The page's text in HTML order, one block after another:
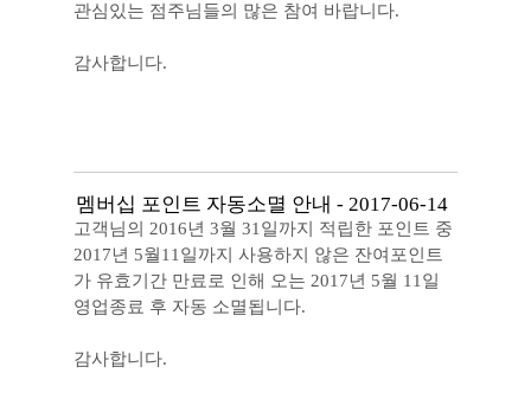
관심있는 점주님들의 많은 참여 바랍니다.
감사합니다.
멤버십 포인트 자동소멸 안내 - 2017-06-14
고객님의 2016년 3월 31일까지 적립한 포인트 중
2017년 5월11일까지 사용하지 않은 잔여포인트
가 유효기간 만료로 인해 오는 2017년 5월 11일
영업종료 후 자동 소멸됩니다.
감사합니다.